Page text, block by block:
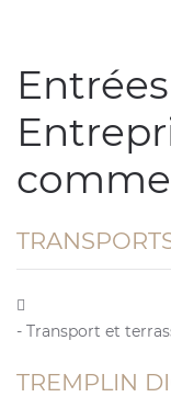
- Transport et
TREMPLIN